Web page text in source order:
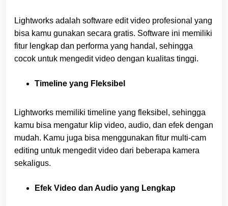
Lightworks adalah software edit video profesional yang
bisa kamu gunakan secara gratis. Software ini memiliki
fitur lengkap dan performa yang handal, sehingga
cocok untuk mengedit video dengan kualitas tinggi.
Timeline yang Fleksibel
Lightworks memiliki timeline yang fleksibel, sehingga
kamu bisa mengatur klip video, audio, dan efek dengan
mudah. Kamu juga bisa menggunakan fitur multi-cam
editing untuk mengedit video dari beberapa kamera
sekaligus.
Efek Video dan Audio yang Lengkap